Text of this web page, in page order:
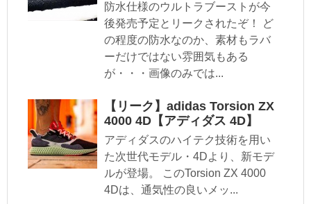
防水仕様のウルトラブーストが今
後発売予定とリークされたぞ！ ど
の程度の防水なのか、素材もラバ
ーだけではない雰囲気もある
が・・・画像のみでは...
【リーク】adidas Torsion ZX
4000 4D【アディダス 4D】
アディダスのハイテク技術を用い
た次世代モデル・4Dより、新モデ
ルが登場。 このTorsion ZX 4000
4Dは、通気性の良いメッ...